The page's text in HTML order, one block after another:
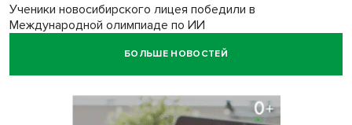
Ученики новосибирского лицея победили в
Международной олимпиаде по ИИ
Остановку электричек о.п. Радуга Сибири начали строить
БОЛЬШЕ НОВОСТЕЙ